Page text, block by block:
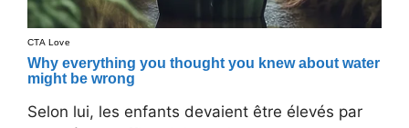
Selon lui, les enfants devaient être élevés par